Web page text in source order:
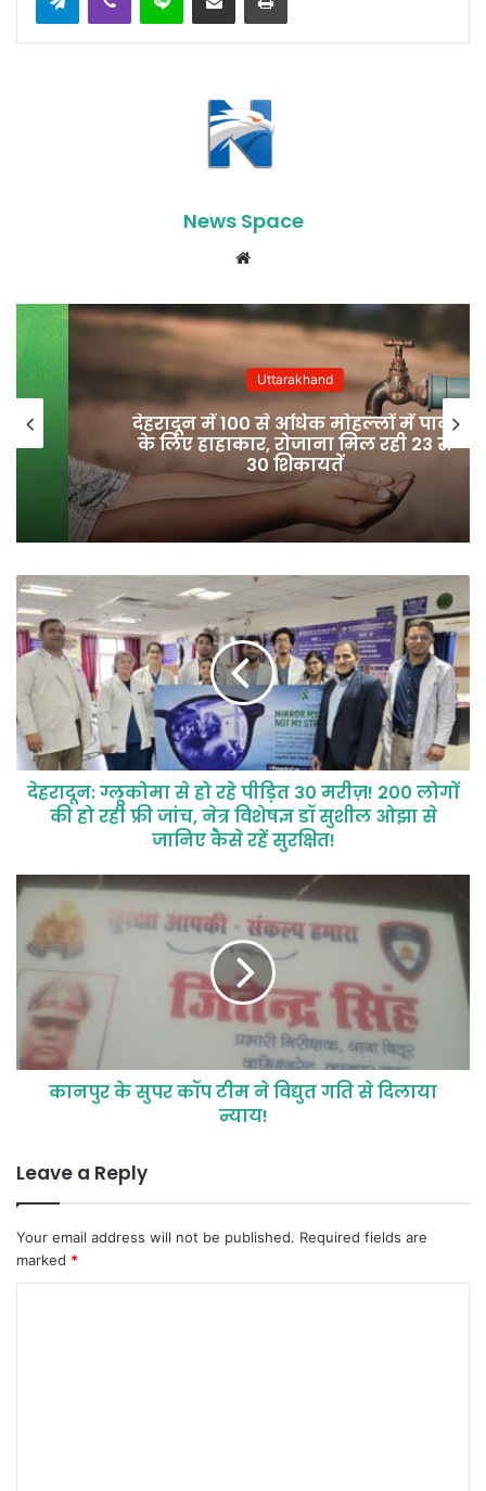
News Space
Uttarakhand
देहरादून में 100 से अधिक मोहल्लों में पानी
के लिए हाहाकार, रोजाना मिल रही 23 से
30 शिकायतें
देहरादून: ग्लूकोमा से हो रहे पीड़ित 30 मरीज़! 200 लोगों
की हो रही फ्री जांच, नेत्र विशेषज्ञ डॉ सुशील ओझा से
जानिए कैसे रहें सुरक्षित!
कानपुर के सुपर कॉप टीम ने विद्युत गति से दिलाया
न्याय!
Leave a Reply
Your email address will not be published. Required fields are
marked *